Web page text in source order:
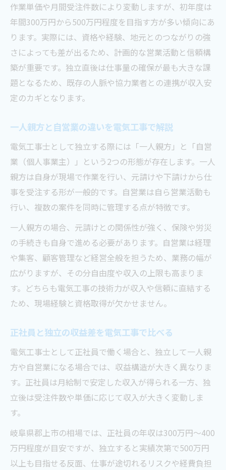
作業単価や月間受注件数により変動しますが、初年度は
年間300万円から500万円程度を目指す方が多い傾向にあ
ります。実際には、資格や経験、地元とのつながりの強
さによっても差が出るため、計画的な営業活動と信頼構
築が重要です。独立直後は仕事量の確保が最も大きな課
題となるため、既存の人脈や協力業者との連携が収入安
定のカギとなります。
一人親方と自営業の違いを電気工事で解説
電気工事士として独立する際には「一人親方」と「自営
業（個人事業主）」という2つの形態が存在します。一人
親方は自身が現場で作業を行い、元請けや下請けから仕
事を受注する形が一般的です。自営業は自ら営業活動も
行い、複数の案件を同時に管理する点が特徴です。
一人親方の場合、元請けとの関係性が強く、保険や労災
の手続きも自身で進める必要があります。自営業は経理
や集客、顧客管理など経営全般を担うため、業務の幅が
広がりますが、その分自由度や収入の上限も高まりま
す。どちらも電気工事の技術力が収入や信頼に直結する
ため、現場経験と資格取得が欠かせません。
正社員と独立の収益差を電気工事で比べる
電気工事士として正社員で働く場合と、独立して一人親
方や自営業になる場合では、収益構造が大きく異なりま
す。正社員は月給制で安定した収入が得られる一方、独
立後は受注件数や単価に応じて収入が大きく変動しま
す。
岐阜県郡上市の相場では、正社員の年収は300万円～400
万円程度が目安ですが、独立すると実績次第で500万円
以上も目指せる反面、仕事が途切れるリスクや経費負担